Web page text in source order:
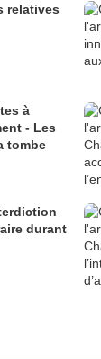
relatives
à
- Les
tombe
durant